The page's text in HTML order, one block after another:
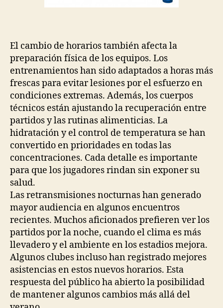
El cambio de horarios también afecta la
preparación física de los equipos. Los
entrenamientos han sido adaptados a horas más
frescas para evitar lesiones por el esfuerzo en
condiciones extremas. Además, los cuerpos
técnicos están ajustando la recuperación entre
partidos y las rutinas alimenticias. La
hidratación y el control de temperatura se han
convertido en prioridades en todas las
concentraciones. Cada detalle es importante
para que los jugadores rindan sin exponer su
salud.
Las retransmisiones nocturnas han generado
mayor audiencia en algunos encuentros
recientes. Muchos aficionados prefieren ver los
partidos por la noche, cuando el clima es más
llevadero y el ambiente en los estadios mejora.
Algunos clubes incluso han registrado mejores
asistencias en estos nuevos horarios. Esta
respuesta del público ha abierto la posibilidad
de mantener algunos cambios más allá del